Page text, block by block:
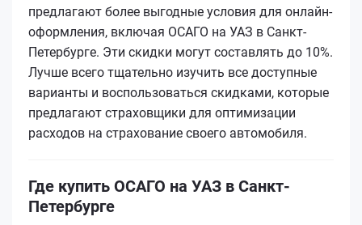
предлагают более выгодные условия для онлайн-
оформления, включая ОСАГО на УАЗ в Санкт-
Петербурге. Эти скидки могут составлять до 10%.
Лучше всего тщательно изучить все доступные
варианты и воспользоваться скидками, которые
предлагают страховщики для оптимизации
расходов на страхование своего автомобиля.
Где купить ОСАГО на УАЗ в Санкт-
Петербурге